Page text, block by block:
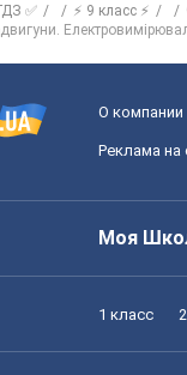
✅ ⚡ 9 класс ⚡
О компании
Реклама на
Моя
1 класс